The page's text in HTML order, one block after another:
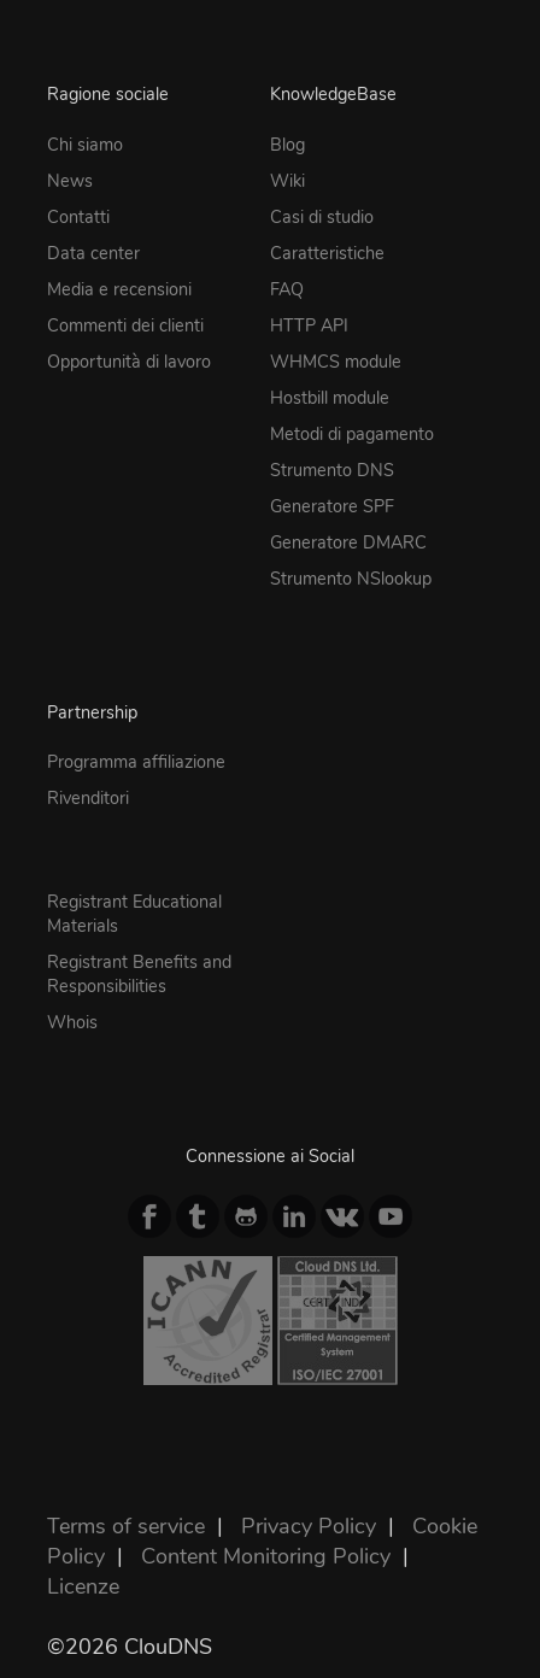
Ragione sociale
Chi siamo
News
Contatti
Data center
Media e recensioni
Commenti dei clienti
Opportunità di lavoro
KnowledgeBase
Blog
Wiki
Casi di studio
Caratteristiche
FAQ
HTTP API
WHMCS module
Hostbill module
Metodi di pagamento
Strumento DNS
Generatore SPF
Generatore DMARC
Strumento NSlookup
Partnership
Programma affiliazione
Rivenditori
Registrant Educational
Materials
Registrant Benefits and
Responsibilities
Whois
Connessione ai Social
Terms of service | Privacy Policy | Cookie
Policy | Content Monitoring Policy |
Licenze
©2026 ClouDNS